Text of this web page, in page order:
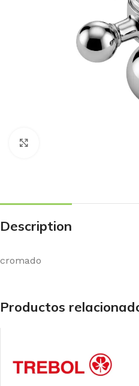
Llaves
Monocomandos
Duchas
Description
cromado
Productos